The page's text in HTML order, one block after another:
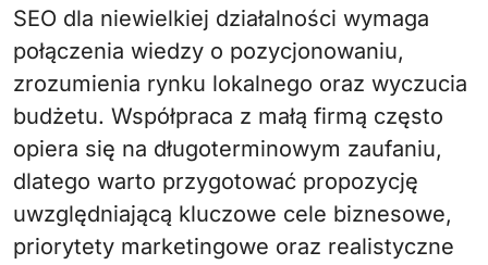
SEO dla niewielkiej działalności wymaga
połączenia wiedzy o pozycjonowaniu,
zrozumienia rynku lokalnego oraz wyczucia
budżetu. Współpraca z małą firmą często
opiera się na długoterminowym zaufaniu,
dlatego warto przygotować propozycję
uwzględniającą kluczowe cele biznesowe,
priorytety marketingowe oraz realistyczne